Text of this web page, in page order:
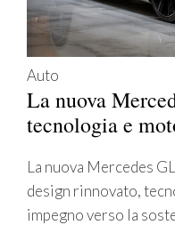
Auto
La nuova
tecnologia e
La nuova Mercedes
design rinnovato,
impegno verso la